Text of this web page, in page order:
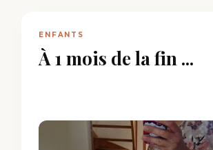
ENFANTS
À 1 mois de la fin ...